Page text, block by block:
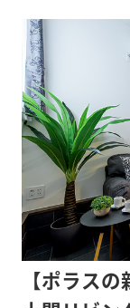
■所在地/埼玉
物件詳細を知
ト・マンショ
は、
是非、ポラス
【ポラス